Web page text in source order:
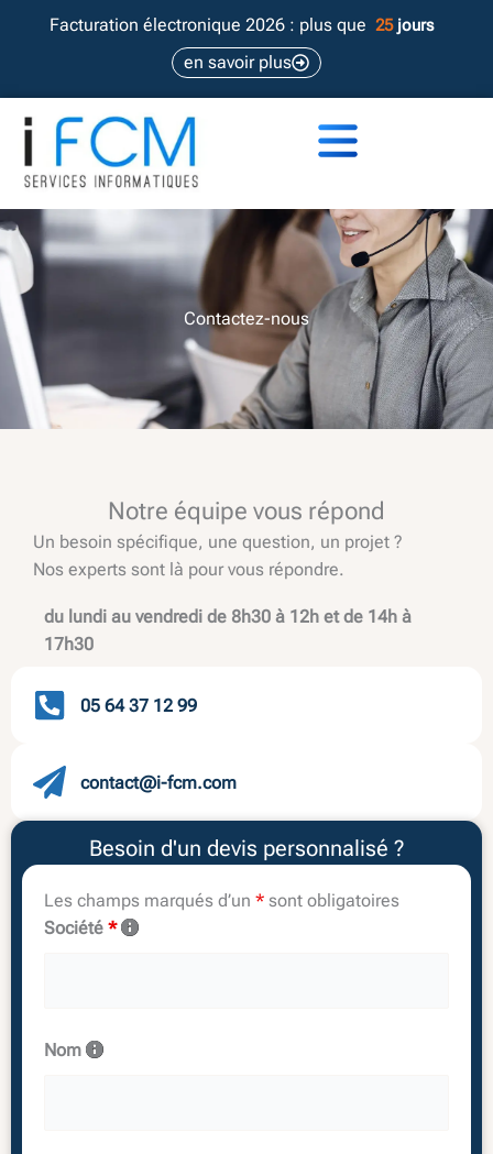
Facturation électronique 2026 : plus que 25 jours
en savoir plus
Contactez-nous
Notre équipe vous répond
Un besoin spécifique, une question, un projet ?
Nos experts sont là pour vous répondre.
du lundi au vendredi de 8h30 à 12h et de 14h à
17h30
05 64 37 12 99
contact@i-fcm.com
Besoin d'un devis personnalisé ?
Les champs marqués d’un * sont obligatoires
Société *
Nom